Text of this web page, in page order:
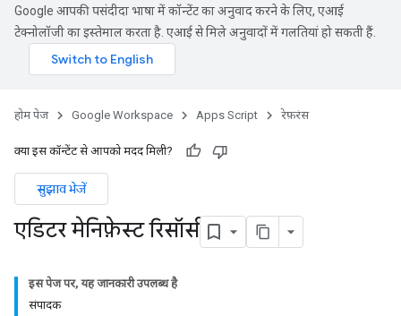
Google आपकी पसंदीदा भाषा में कॉन्टेंट का अनुवाद करने के लिए, एआई
टेक्नोलॉजी का इस्तेमाल करता है. एआई से मिले अनुवादों में गलतियां हो सकती हैं.
होम पेज Google Workspace Apps Script रेफ़रंस
क्या इस कॉन्टेंट से आपको मदद मिली?
सुझाव भेजें
एडिटर मेनिफ़ेस्ट रिसॉर्स
इस पेज पर, यह जानकारी उपलब्ध है
संपादक